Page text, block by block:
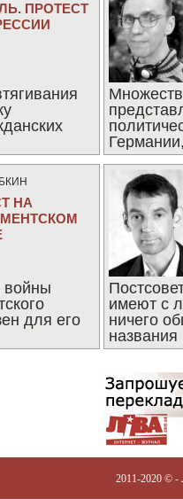
ПРОТЕСТ
НА
войны
для его
имеют с
ничего
названия
2011-2020 © -